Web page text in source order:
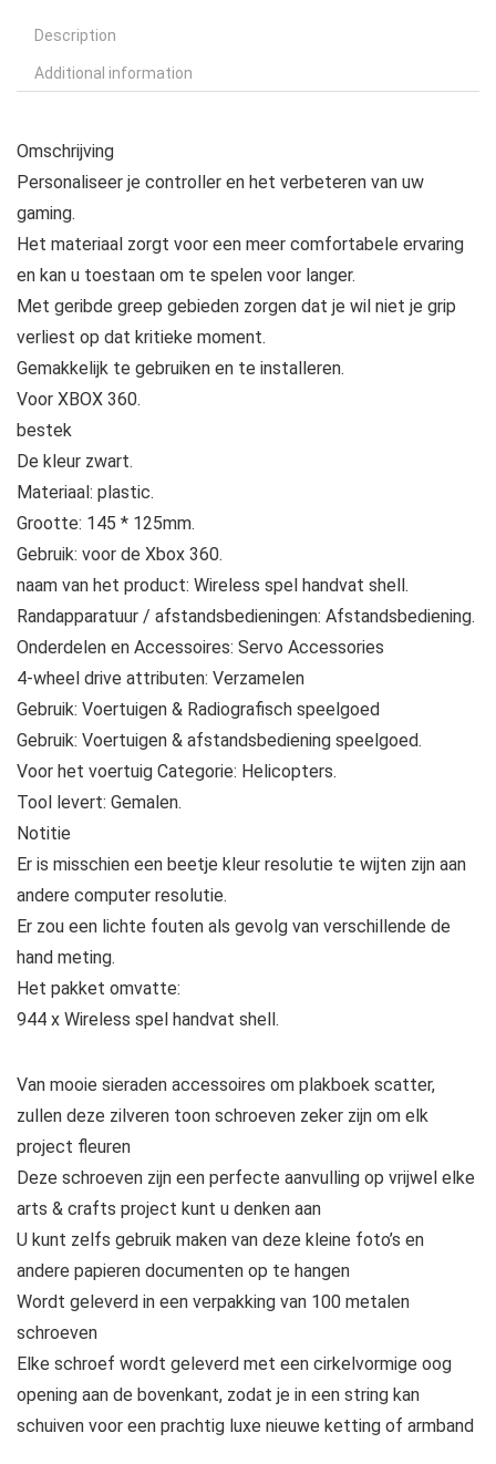
Description
Additional information
Omschrijving
Personaliseer je controller en het verbeteren van uw
gaming.
Het materiaal zorgt voor een meer comfortabele ervaring
en kan u toestaan ​​om te spelen voor langer.
Met geribde greep gebieden zorgen dat je wil niet je grip
verliest op dat kritieke moment.
Gemakkelijk te gebruiken en te installeren.
Voor XBOX 360.
bestek
De kleur zwart.
Materiaal: plastic.
Grootte: 145 * 125mm.
Gebruik: voor de Xbox 360.
naam van het product: Wireless spel handvat shell.
Randapparatuur / afstandsbedieningen: Afstandsbediening.
Onderdelen en Accessoires: Servo Accessories
4-wheel drive attributen: Verzamelen
Gebruik: Voertuigen & Radiografisch speelgoed
Gebruik: Voertuigen & afstandsbediening speelgoed.
Voor het voertuig Categorie: Helicopters.
Tool levert: Gemalen.
Notitie
Er is misschien een beetje kleur resolutie te wijten zijn aan
andere computer resolutie.
Er zou een lichte fouten als gevolg van verschillende de
hand meting.
Het pakket omvatte:
944 x Wireless spel handvat shell.
Van mooie sieraden accessoires om plakboek scatter,
zullen deze zilveren toon schroeven zeker zijn om elk
project fleuren
Deze schroeven zijn een perfecte aanvulling op vrijwel elke
arts & crafts project kunt u denken aan
U kunt zelfs gebruik maken van deze kleine foto’s en
andere papieren documenten op te hangen
Wordt geleverd in een verpakking van 100 metalen
schroeven
Elke schroef wordt geleverd met een cirkelvormige oog
opening aan de bovenkant, zodat je in een string kan
schuiven voor een prachtig luxe nieuwe ketting of armband